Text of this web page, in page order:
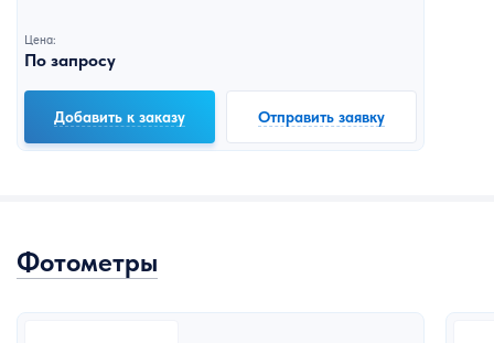
Цена:
По запросу
Добавить к заказу Отправить заявку
Фотометры